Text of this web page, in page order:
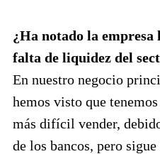
¿Ha notado la empresa
falta de liquidez del
En nuestro negocio
hemos visto que
más difícil vender,
de los bancos, pero